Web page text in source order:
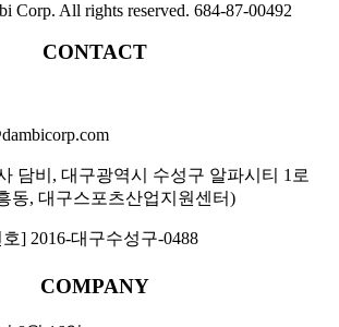
Corp. All rights reserved. 684-87-00492
CONTACT
담비, 대구광역시 수성구 알파시티 1로
동, 대구스포츠산업지원센터)
] 2016-대구수성구-0488
COMPANY